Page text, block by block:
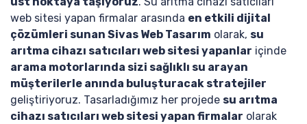
web sitesi yapan firmalar arasında en etkili dijital
çözümleri sunan Sivas Web Tasarım olarak, su
arıtma cihazı satıcıları web sitesi yapanlar içinde
arama motorlarında sizi sağlıklı su arayan
müşterilerle anında buluşturacak stratejiler
geliştiriyoruz. Tasarladığımız her projede su arıtma
cihazı satıcıları web sitesi yapan firmalar olarak